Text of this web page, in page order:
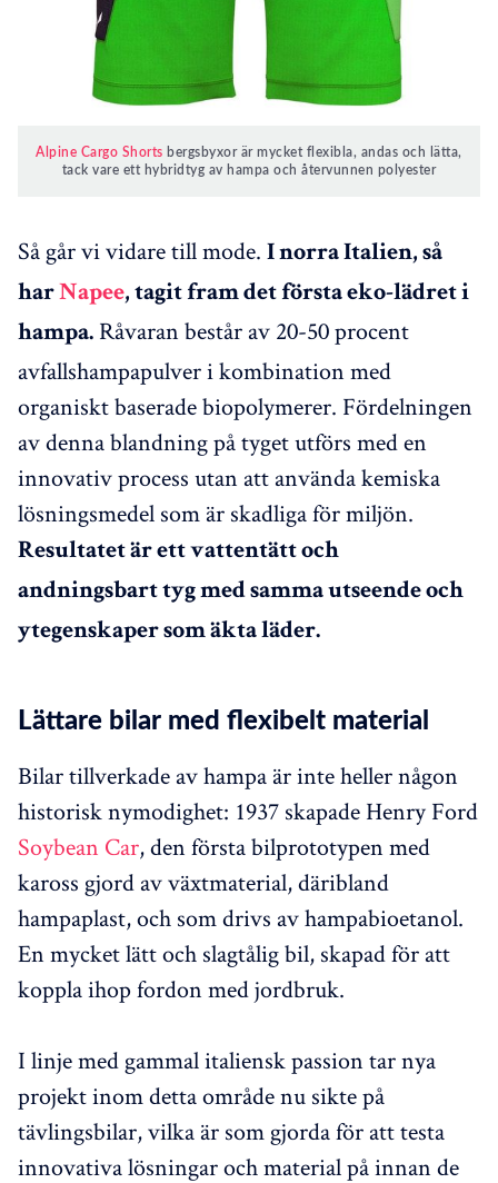
Alpine Cargo Shorts bergsbyxor är mycket flexibla, andas och lätta,
tack vare ett hybridtyg av hampa och återvunnen polyester
Så går vi vidare till mode. I norra Italien, så
harNapee, tagit fram det första eko-lädret i
hampa. Råvaran består av 20-50 procent
avfallshampapulver i kombination med
organiskt baserade biopolymerer. Fördelningen
av denna blandning på tyget utförs med en
innovativ process utan att använda kemiska
lösningsmedel som är skadliga för miljön.
Resultatet är ett vattentätt och
andningsbart tyg med samma utseende och
ytegenskaper som äkta läder.
Lättare bilar med flexibelt material
Bilar tillverkade av hampa är inte heller någon
historisk nymodighet: 1937 skapade Henry Ford
Soybean Car, den första bilprototypen med
kaross gjord av växtmaterial, däribland
hampaplast, och som drivs av hampabioetanol.
En mycket lätt och slagtålig bil, skapad för att
koppla ihop fordon med jordbruk.
I linje med gammal italiensk passion tar nya
projekt inom detta område nu sikte på
tävlingsbilar, vilka är som gjorda för att testa
innovativa lösningar och material på innan de